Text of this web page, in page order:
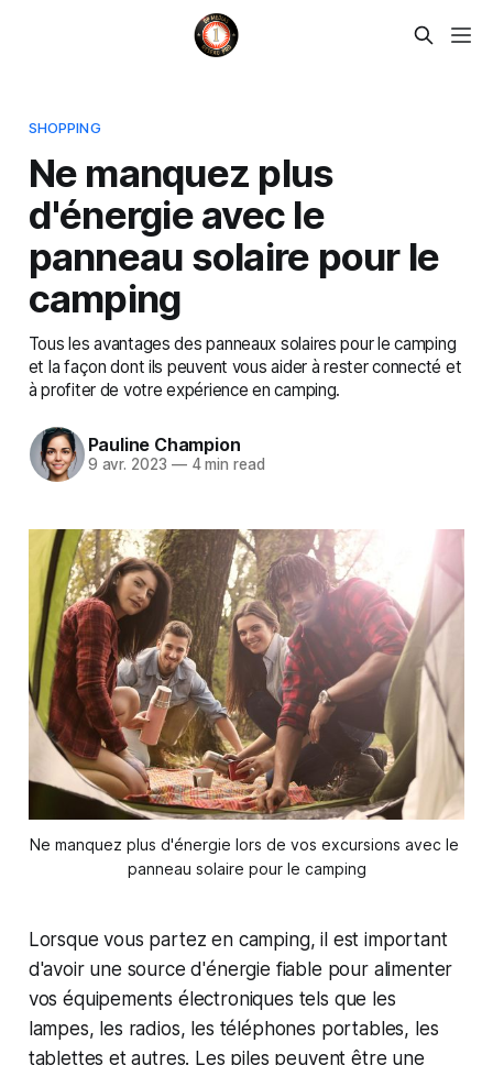
SHOPPING
Ne manquez plus
d'énergie avec le
panneau solaire pour le
camping
Tous les avantages des panneaux solaires pour le camping
et la façon dont ils peuvent vous aider à rester connecté et
à profiter de votre expérience en camping.
Pauline Champion
9 avr. 2023 —4 min read
Ne manquez plus d'énergie lors de vos excursions avec le
panneau solaire pour le camping
Lorsque vous partez en camping, il est important
d'avoir une source d'énergie fiable pour alimenter
vos équipements électroniques tels que les
lampes, les radios, les téléphones portables, les
tablettes et autres. Les piles peuvent être une